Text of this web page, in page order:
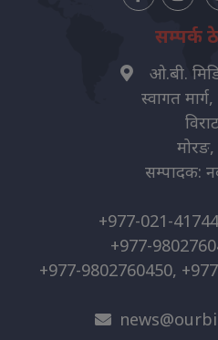
सम्पर्क
ओ.बी.
स्वागत
सम्पादक:
+977-021-
+977-
+977-9802760450,